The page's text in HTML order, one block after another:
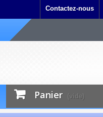
Contactez-nous
Panier (vide)